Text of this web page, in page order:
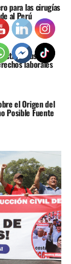
para las cirugías
al Perú
acusa a
laborales
el Origen del
Posible Fuente